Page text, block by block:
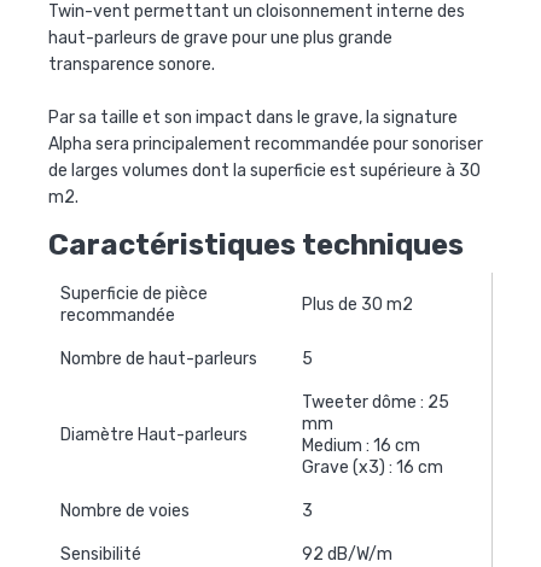
Twin-vent permettant un cloisonnement interne des
haut-parleurs de grave pour une plus grande
transparence sonore.
Par sa taille et son impact dans le grave, la signature
Alpha sera principalement recommandée pour sonoriser
de larges volumes dont la superficie est supérieure à 30
m2.
Caractéristiques techniques
Superficie de pièce
recommandée
Plus de 30 m2
Nombre de haut-parleurs 5
Diamètre Haut-parleurs
Tweeter dôme : 25
mm
Medium : 16 cm
Grave (x3) : 16 cm
Nombre de voies 3
Sensibilité 92 dB/W/m